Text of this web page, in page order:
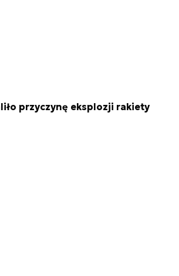
przyczynę eksplozji rakiety